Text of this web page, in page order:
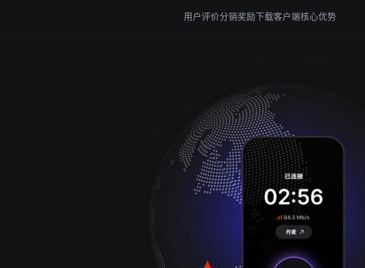
用户评价分销奖励下载客户端核心优势